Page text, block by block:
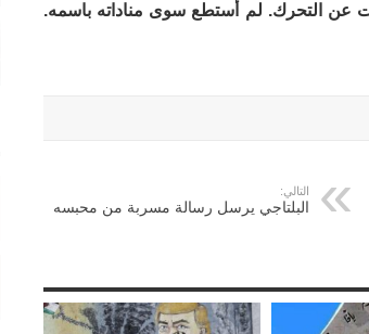
التحرك. لم أستطع سوى مناداته باسمه.
التالي:
البلتاجي يرسل رسالة مسربة من محبسه